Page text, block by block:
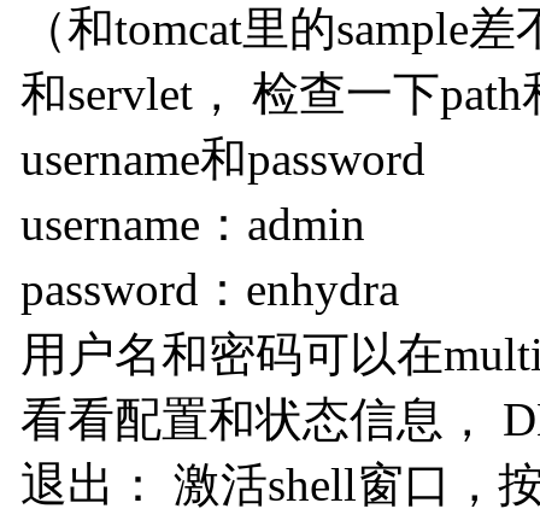
（和tomcat里的sample
和servlet， 检查一下
username和password
username：admin
password：enhydra
用户名和密码可以在
看看配置和状态信息，
退出： 激活shell窗口，